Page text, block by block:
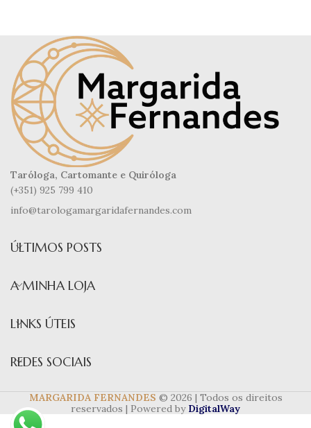
Taróloga, Cartomante e Quiróloga
(+351) 925 799 410
info@tarologamargaridafernandes.com
ÚLTIMOS POSTS
A MINHA LOJA
LINKS ÚTEIS
REDES SOCIAIS
MARGARIDA FERNANDES © 2026 | Todos os direitos
reservados | Powered by DigitalWay